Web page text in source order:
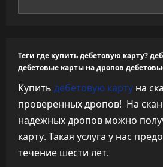
Теги где купить дебетовую карту?
дебетовые карты на дропов
Купить дебетовую карту на
проверенных дропов! ​ На
надежных дропов можно
карту. Такая услуга у нас
течение шести лет.